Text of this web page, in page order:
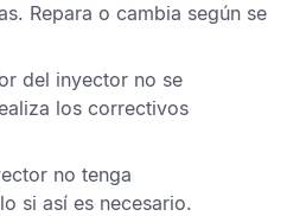
Repara o cambia según se
del inyector no se
los correctivos
no tenga
si así es necesario.